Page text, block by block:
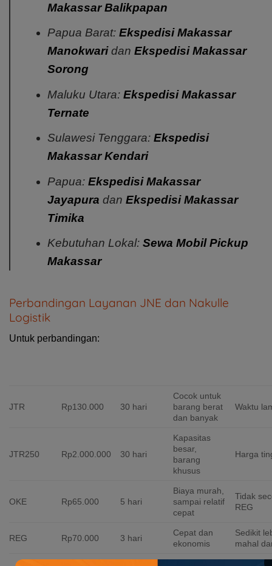
Makassar Balikpapan
Papua Barat: Ekspedisi Makassar
Manokwaridan Ekspedisi Makassar
Sorong
Maluku Utara: Ekspedisi Makassar
Ternate
Sulawesi Tenggara: Ekspedisi
Makassar Kendari
Papua: Ekspedisi Makassar
Jayapura dan Ekspedisi Makassar
Timika
Kebutuhan Lokal: Sewa Mobil Pickup
Makassar
Perbandingan Layanan JNE dan Nakulle
Logistik
Untuk perbandingan:
JTR Rp130.000 30 hari
Cocok untuk
barang berat
dan banyak
Waktu
JTR250 Rp2.000.000 30 hari
Kapasitas
besar,
barang
khusus
Harga
OKE Rp65.000 5 hari
Biaya murah,
sampai relatif
cepat
Tidak
REG
REG Rp70.000 3 hari
Cepat dan
ekonomis
Sedikit
mahal